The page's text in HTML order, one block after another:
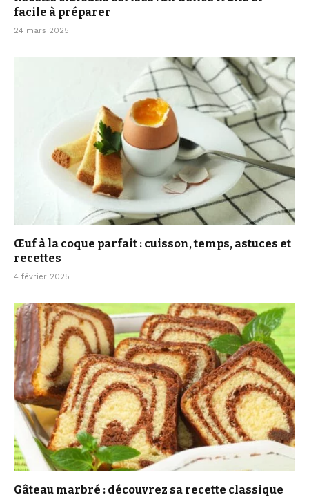
facile à préparer
24 mars 2025
Œuf à la coque parfait : cuisson, temps, astuces et
recettes
4 février 2025
Gâteau marbré : découvrez sa recette classique